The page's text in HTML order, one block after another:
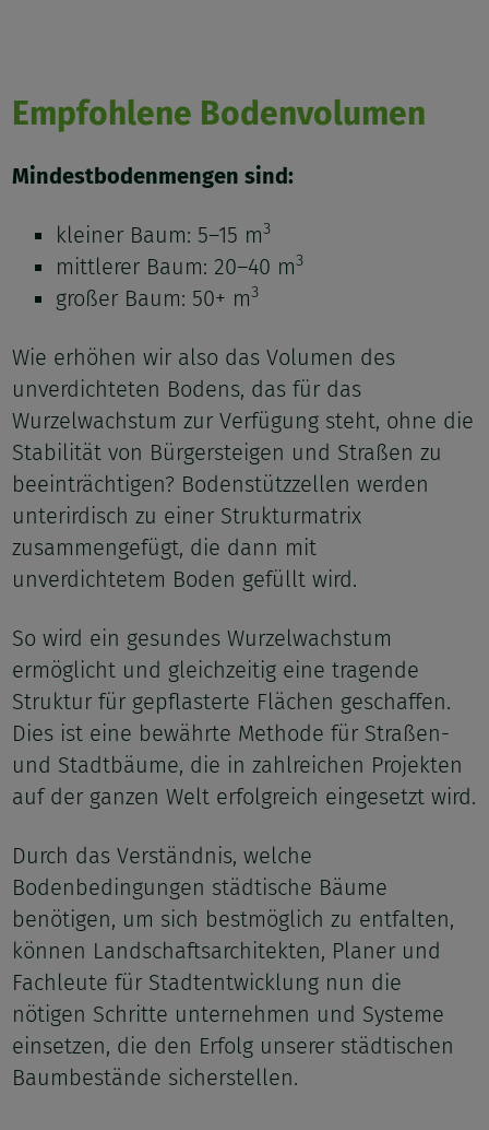
Empfohlene Bodenvolumen
Mindestbodenmengen sind:
kleiner Baum: 5–15 m3
mittlerer Baum: 20–40 m3
großer Baum: 50+ m3
Wie erhöhen wir also das Volumen des
unverdichteten Bodens, das für das
Wurzelwachstum zur Verfügung steht, ohne die
Stabilität von Bürgersteigen und Straßen zu
beeinträchtigen? Bodenstützzellen werden
unterirdisch zu einer Strukturmatrix
zusammengefügt, die dann mit
unverdichtetem Boden gefüllt wird.
So wird ein gesundes Wurzelwachstum
ermöglicht und gleichzeitig eine tragende
Struktur für gepflasterte Flächen geschaffen.
Dies ist eine bewährte Methode für Straßen-
und Stadtbäume, die in zahlreichen Projekten
auf der ganzen Welt erfolgreich eingesetzt wird.
Durch das Verständnis, welche
Bodenbedingungen städtische Bäume
benötigen, um sich bestmöglich zu entfalten,
können Landschaftsarchitekten, Planer und
Fachleute für Stadtentwicklung nun die
nötigen Schritte unternehmen und Systeme
einsetzen, die den Erfolg unserer städtischen
Baumbestände sicherstellen.